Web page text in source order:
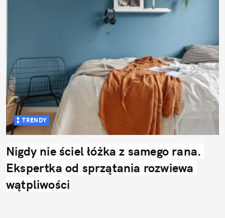
TRENDY
Nigdy nie ściel łóżka z samego rana.
Ekspertka od sprzątania rozwiewa
wątpliwości